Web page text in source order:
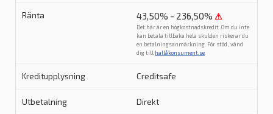
43,50% - 236,50% ⚠
Det här är en högkostnadskredit. Om du inte
kan betala tillbaka hela skulden riskerar du
en betalningsanmärkning. För stöd, vänd
dig till hallåkonsument.se
Creditsafe
Direkt